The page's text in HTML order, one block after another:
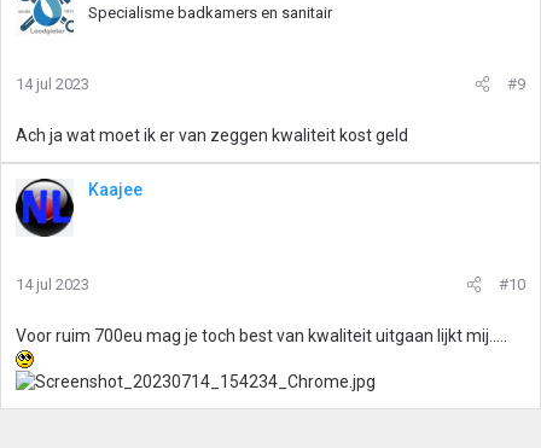
Specialisme badkamers en sanitair
14 jul 2023 #9
Ach ja wat moet ik er van zeggen kwaliteit kost geld
Kaajee
14 jul 2023 #10
Voor ruim 700eu mag je toch best van kwaliteit uitgaan lijkt mij.....